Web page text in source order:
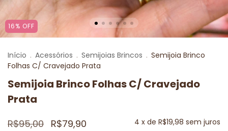
16% OFF
Início . Acessórios . Semijoias Brincos . Semijoia Brinco
Folhas C/ Cravejado Prata
Semijoia Brinco Folhas C/ Cravejado
Prata
R$95,00 R$79,90 4 x de R$19,98 sem juros